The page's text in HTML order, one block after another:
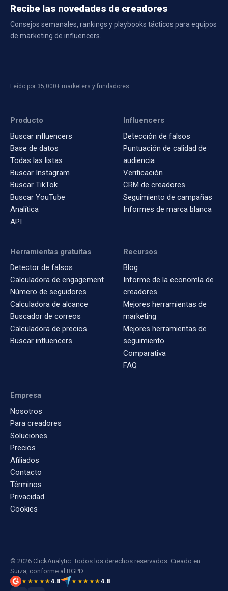
Recibe las novedades de creadores
Consejos semanales, rankings y playbooks tácticos para equipos
de marketing de influencers.
Leído por 35,000+ marketers y fundadores
Producto
Buscar influencers
Base de datos
Todas las listas
Buscar Instagram
Buscar TikTok
Buscar YouTube
Analítica
API
Influencers
Detección de falsos
Puntuación de calidad de
audiencia
Verificación
CRM de creadores
Seguimiento de campañas
Informes de marca blanca
Herramientas gratuitas
Detector de falsos
Calculadora de engagement
Número de seguidores
Calculadora de alcance
Buscador de correos
Calculadora de precios
Buscar influencers
Recursos
Blog
Informe de la economía de
creadores
Mejores herramientas de
marketing
Mejores herramientas de
seguimiento
Comparativa
FAQ
Empresa
Nosotros
Para creadores
Soluciones
Precios
Afiliados
Contacto
Términos
Privacidad
Cookies
© 2026 ClickAnalytic. Todos los derechos reservados. Creado en
Suiza, conforme al RGPD.
★★★★★4.8 ★★★★★4.8